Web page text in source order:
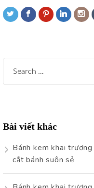
Search
for:
Bài viết khác
Bánh kem khai
cắt bánh suôn sẻ